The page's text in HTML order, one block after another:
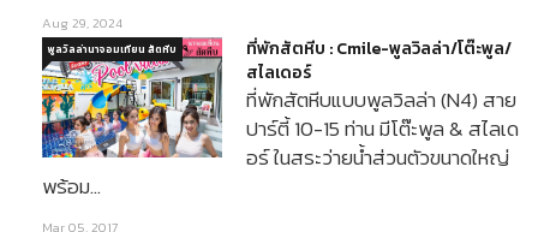
Aug 29, 2024
ที่พักสัตหีบ : Cmile-พูลวิลล่า/โต๊ะพูล/
สไลเดอร์
ที่พักสัตหีบแบบพูลวิลล่า (N4) สาย
ปาร์ตี้ 10-15 ท่าน มีโต๊ะพูล & สไลเด
อร์ ในสระว่ายน้ำส่วนตัวขนาดใหญ่
พร้อม…
พูลวิลล่านาจอมเทียน สัตหีบ
Mar 05, 2017